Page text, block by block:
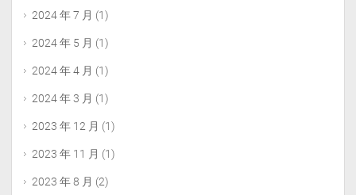
2024 年 7 月 (1)
2024 年 5 月 (1)
2024 年 4 月 (1)
2024 年 3 月 (1)
2023 年 12 月 (1)
2023 年 11 月 (1)
2023 年 8 月 (2)